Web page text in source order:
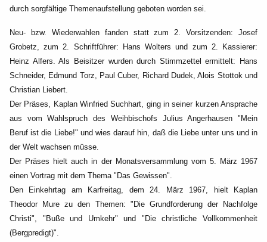
durch sorgfältige Themenaufstellung geboten worden sei.
Neu- bzw. Wiederwahlen fanden statt zum 2. Vorsitzenden: Josef
Grobetz, zum 2. Schriftführer: HansWolters und zum 2. Kassierer:
Heinz Alfers. Als Beisitzer wurden durch Stimmzettel ermittelt: Hans
Schneider, Edmund Torz, Paul Cuber, Richard Dudek, Alois Stottok und
Christian Liebert.
Der Präses, Kaplan Winfried Suchhart, ging in seiner kurzen Ansprache
aus vom Wahlspruch des Weihbischofs Julius Angerhausen "Mein
Beruf ist die Liebe!" und wies darauf hin, daß die Liebe unter uns und in
der Welt wachsen müsse.
Der Präses hielt auch in der Monatsversammlung vom 5. März 1967
einen Vortrag mit dem Thema "Das Gewissen".
Den Einkehrtag am Karfreitag, dem 24. März 1967, hielt Kaplan
Theodor Mure zu den Themen: "Die Grundforderung der Nachfolge
Christi", "Buße und Umkehr" und "Die christliche Vollkommenheit
(Bergpredigt)".